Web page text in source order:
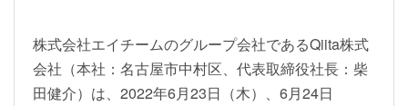
株式会社エイチームのグループ会社であるQiita株式
会社（本社：名古屋市中村区、代表取締役社長：柴
田健介）は、2022年6月23日（木）、6月24日